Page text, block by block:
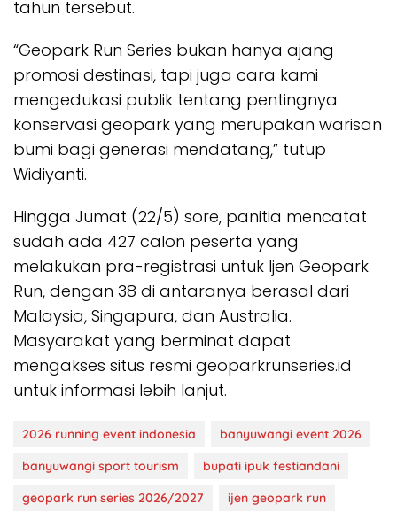
tahun tersebut.
“Geopark Run Series bukan hanya ajang
promosi destinasi, tapi juga cara kami
mengedukasi publik tentang pentingnya
konservasi geopark yang merupakan warisan
bumi bagi generasi mendatang,” tutup
Widiyanti.
Hingga Jumat (22/5) sore, panitia mencatat
sudah ada 427 calon peserta yang
melakukan pra-registrasi untuk Ijen Geopark
Run, dengan 38 di antaranya berasal dari
Malaysia, Singapura, dan Australia.
Masyarakat yang berminat dapat
mengakses situs resmi geoparkrunseries.id
untuk informasi lebih lanjut.
2026 running event indonesia
banyuwangi event 2026
banyuwangi sport tourism
bupati ipuk festiandani
geopark run series 2026/2027
ijen geopark run